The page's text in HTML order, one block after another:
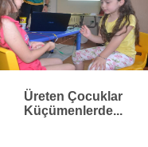
Üreten Çocuklar
Küçümenlerde...